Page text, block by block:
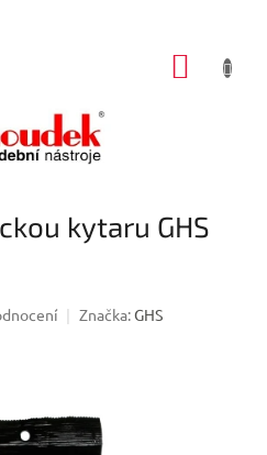
kytaru GHS
Značka:GHS